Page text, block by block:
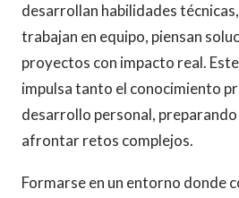
desarrollan habilidades
trabajan en equipo, piensan
proyectos con impacto real.
impulsa tanto el conocimiento
desarrollo personal, preparando
afrontar retos complejos.
Formarse en un entorno donde